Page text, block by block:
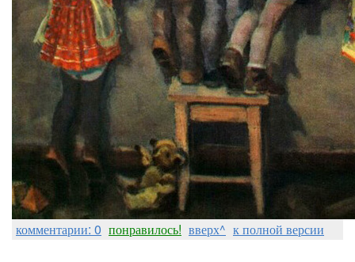
комментарии: 0 понравилось! вверх^ к полной версии